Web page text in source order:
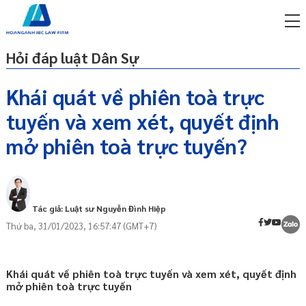
Hỏi đáp luật Dân Sự
Khái quát về phiên toà trực
tuyến và xem xét, quyết định
mở phiên toà trực tuyến?
Tác giả: Luật sư Nguyễn Đình Hiệp
Thứ ba, 31/01/2023, 16:57:47 (GMT+7)
Khái quát về phiên toà trực tuyến và xem xét, quyết định
mở phiên toà trực tuyến
Khái quát về phiên toà trực tuyến
Khái niệm
Các quy định về việc xem xét, quyết định
mở phiên tòa trực tuyến
tục thông thường
Xem xét,quyết định mở phiên toà
phí qua zalo
sư trực tuyến online
ty/doanh nghiệp
gói
phí qua zalo
sư trực tuyến online
ty/doanh nghiệp
gói